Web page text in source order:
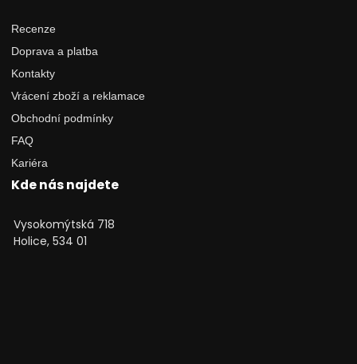
Recenze
Doprava a platba
Kontakty
Vrácení zboží a reklamace
Obchodní podmínky
FAQ
Kariéra
Kde nás najdete
Vysokomýtská 718
Holice, 534 01